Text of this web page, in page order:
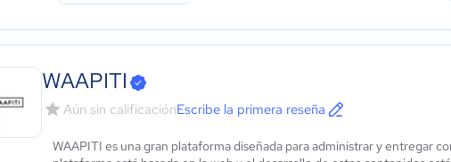
WAAPITI
Aún sin calificaciónEscribe la primera reseña
WAAPITI es una gran plataforma diseñada para administrar y entregar